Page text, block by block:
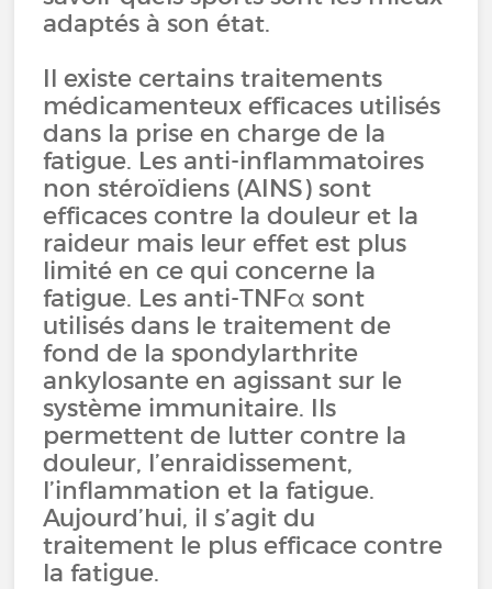
adaptés à son état.
Il existe certains traitements
médicamenteux efficaces utilisés
dans la prise en charge de la
fatigue. Les anti-inflammatoires
non stéroïdiens (AINS) sont
efficaces contre la douleur et la
raideur mais leur effet est plus
limité en ce qui concerne la
fatigue. Les anti-TNFα sont
utilisés dans le traitement de
fond de la spondylarthrite
ankylosante en agissant sur le
système immunitaire. Ils
permettent de lutter contre la
douleur, l’enraidissement,
l’inflammation et la fatigue.
Aujourd’hui, il s’agit du
traitement le plus efficace contre
la fatigue.